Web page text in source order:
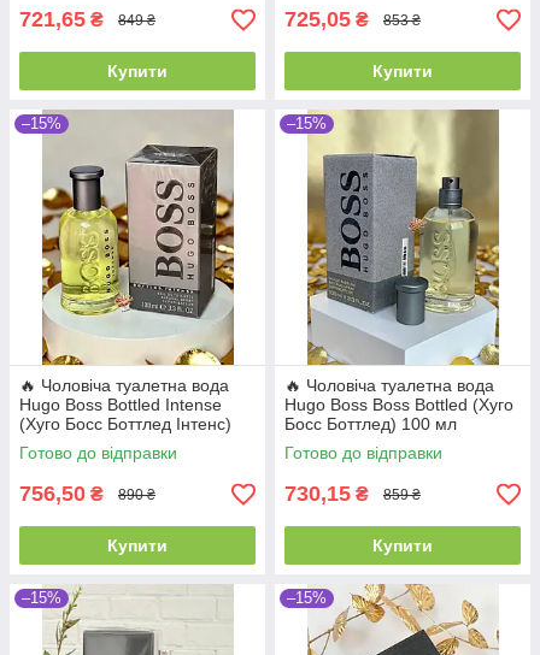
721,65 ₴ 849 ₴
Купити
725,05 ₴ 853 ₴
Купити
–15%
🔥 Чоловіча туалетна вода
Hugo Boss Bottled Intense
(Хуго Босс Боттлед Інтенс)
100 мл Деревні Пряні
Фруктові Стійкі Шлейфові
Готово до відправки
756,50 ₴ 890 ₴
Купити
–15%
🔥 Чоловіча туалетна вода
Hugo Boss Boss Bottled (Хуго
Босс Боттлед) 100 мл
Деревні Пряні Свіжі Стійкі
Шлейфові | Цитрус
Готово до відправки
730,15 ₴ 859 ₴
Купити
–15% –15%